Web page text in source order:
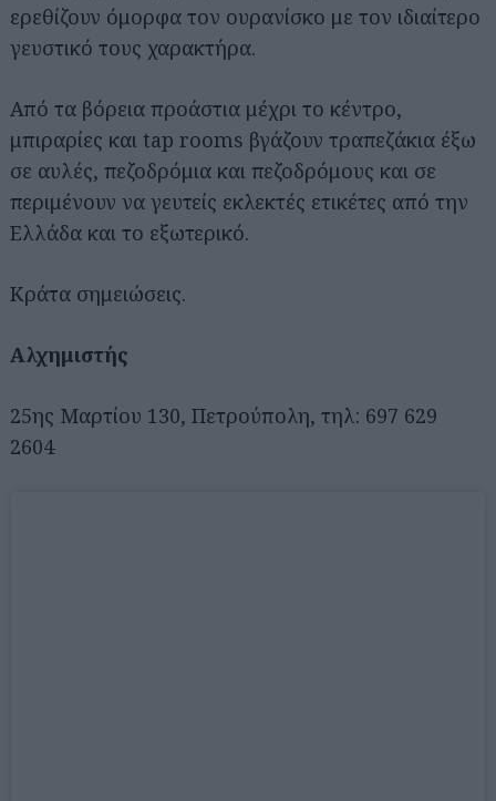
ερεθίζουν όμορφα τον ουρανίσκο με τον ιδιαίτερο
γευστικό τους χαρακτήρα.
Από τα βόρεια προάστια μέχρι το κέντρο,
μπιραρίες και tap rooms βγάζουν τραπεζάκια έξω
σε αυλές, πεζοδρόμια και πεζοδρόμους και σε
περιμένουν να γευτείς εκλεκτές ετικέτες από την
Ελλάδα και το εξωτερικό.
Κράτα σημειώσεις.
Αλχημιστής
25ης Μαρτίου 130, Πετρούπολη, τηλ: 697 629
2604